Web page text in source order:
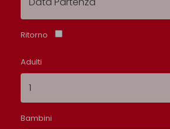
Ritorno
Adulti
Bambini